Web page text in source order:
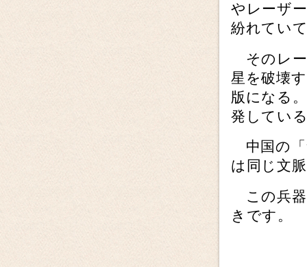
やレーザ
紛れてい
そのレー
星を破壊
版になる
発してい
中国の「
は同じ文
この兵器
きです。